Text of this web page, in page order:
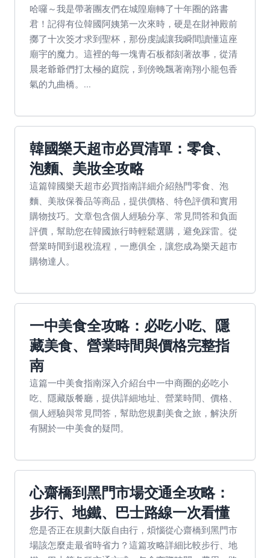
哈囉～我是帶著團友們在城隍廟轉了十年圈的路書
君！記得有位韓國阿姨第一次來時，硬是在財神殿前
擲了十次筊才求到聖杯，那份虔誠讓我瞬間讀懂這座
廟宇的魔力。這裡的每一塊青石板都刻著故事，從清
晨老爺爺們打太極的庭院，到傍晚飄著南翔小籠包香
氣的九曲橋。...
韓國樂天超市必買清單：零食、
泡麵、美妝全攻略
這篇韓國樂天超市必買指南詳細介紹熱門零食、泡
麵、美妝保養品等商品，提供價格、特色評價和實用
購物技巧。文章包含個人經驗分享、常見問答和負面
評價，幫助您在韓國旅行時輕鬆選購，避免踩雷。從
營業時間到退稅流程，一應俱全，讓您成為樂天超市
購物達人。
一中美食全攻略：必吃小吃、隱
藏美食、營業時間與價格完整指
南
這篇一中美食指南深入介紹台中一中商圈的必吃小
吃、隱藏版餐廳，提供詳細地址、營業時間、價格、
個人經驗與常見問答，幫助您規劃美食之旅，解決所
有關於一中美食的疑問。
心齋橋到黑門市場交通全攻略：
步行、地鐵、巴士路線一次看懂
您是否正在規劃大阪自由行，煩惱從心齋橋到黑門市
場該怎麼走最省時省力？這篇攻略詳細比較步行、地